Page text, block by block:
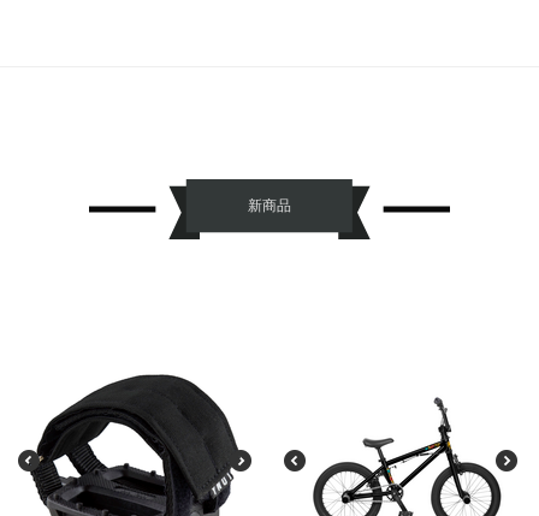
新商品